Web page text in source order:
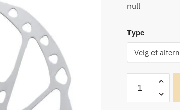
null
Type
SM-
RT64